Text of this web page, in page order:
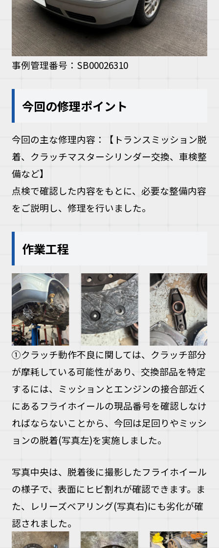
事例管理番号：SB00026310
今回の修理ポイント
今回の主な修理内容：
【トランスミッション脱
着、クラッチマスターシリンダー交換、車検整
備など】
点検で確認した内容をもとに、必要な整備内容
をご説明し、修理を行いました。
作業工程
①クラッチ動作不良に関しては、クラッチ部分
が摩耗している可能性があり、交換部品を特定
するには、ミッションとエンジンの接合部近く
にあるフライホイールの現品番号を確認しなけ
ればならないことから、今回は足回りやミッシ
ョンの脱着(写真左)を実施しました。
写真中央は、脱着後に撮影したフライホイール
の様子で、表面にヒビ割れが確認できます。ま
た、レリーズベアリング(写真右)にも劣化が確
認されました。